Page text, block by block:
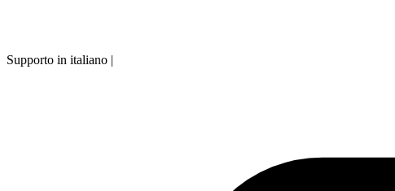
Supporto in italiano |